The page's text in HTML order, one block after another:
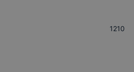
1210